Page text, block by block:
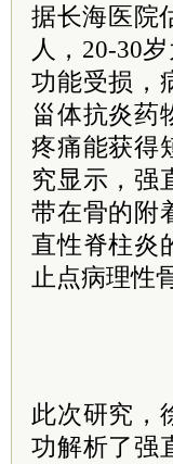
据长海医院
人，20-30
功能受损，
甾体抗炎药
疼痛能获得
究显示，强
带在骨的附
直性脊柱炎
止点病理性
此次研究，
功解析了强